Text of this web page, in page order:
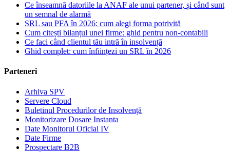
Ce înseamnă datoriile la ANAF ale unui partener, și când sunt
un semnal de alarmă
SRL sau PFA în 2026: cum alegi forma potrivită
Cum citești bilanțul unei firme: ghid pentru non-contabili
Ce faci când clientul tău intră în insolvență
Ghid complet: cum înființezi un SRL în 2026
Parteneri
Arhiva SPV
Servere Cloud
Buletinul Procedurilor de Insolvență
Monitorizare Dosare Instanta
Date Monitorul Oficial IV
Date Firme
Prospectare B2B